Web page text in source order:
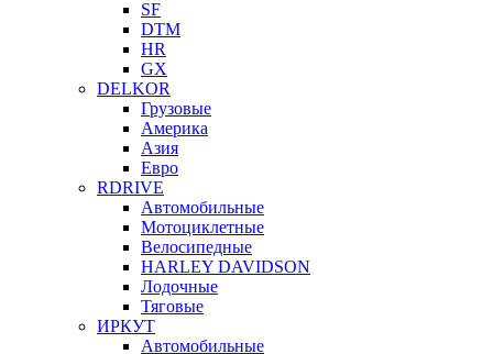
SF
DTM
HR
GX
DELKOR
Грузовые
Америка
Азия
Евро
RDRIVE
Автомобильные
Мотоциклетные
Велосипедные
HARLEY DAVIDSON
Лодочные
Тяговые
ИРКУТ
Автомобильные